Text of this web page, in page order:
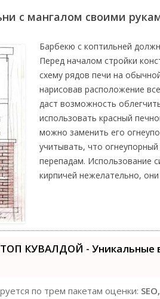
с мангалом своими
Барбекю с коптильней
Перед началом стройки
схему рядов печи на
нарисовав расположение
даст возможность
использовать красный
можно заменить его
учитывать, что
перепадам. Использование
кирпичей нежелательно,
КУВАЛДОЙ - Уникальные
по трем пакетам оценки: